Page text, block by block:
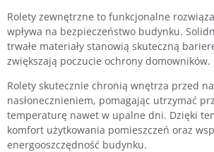
Rolety zewnętrzne to funkcjonalne
wpływa na bezpieczeństwo budynku.
trwałe materiały stanowią skuteczną
zwiększają poczucie ochrony domowników.
Rolety skutecznie chronią wnętrza przed
nasłonecznieniem, pomagając utrzymać
temperaturę nawet w upalne dni. Dzięki
komfort użytkowania pomieszczeń oraz
energooszczędność budynku.